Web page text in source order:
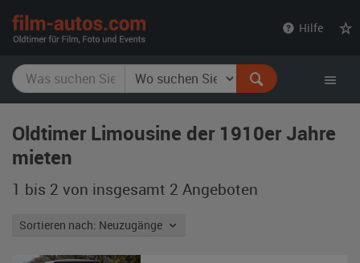
Hilfe
Oldtimer Limousine der 1910er Jahre
mieten
1 bis 2 von insgesamt 2 Angeboten
Sortieren nach: Neuzugänge